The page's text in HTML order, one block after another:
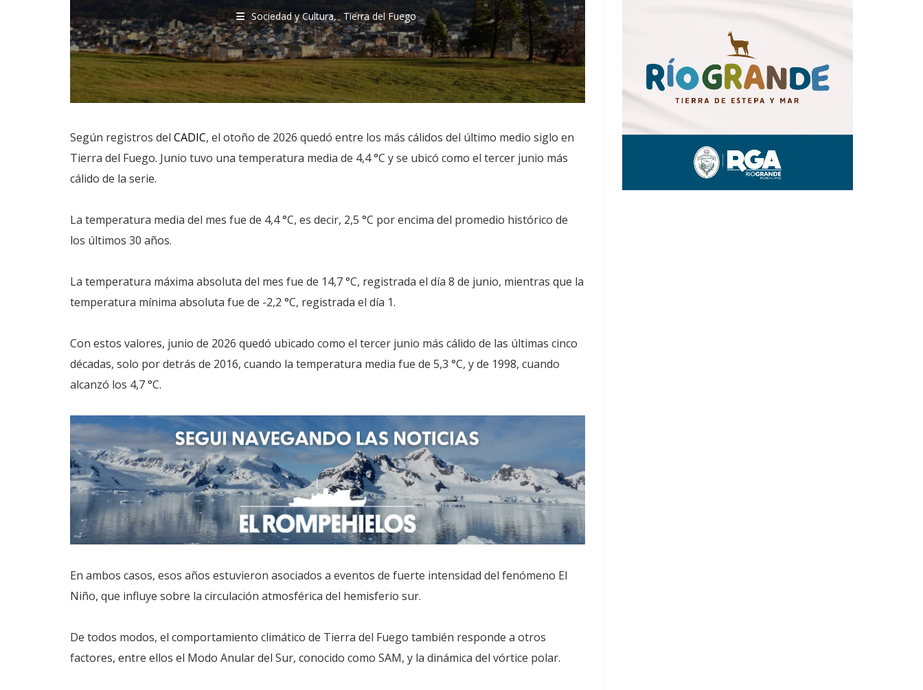
Sociedad y Cultura Tierra del Fuego
Según registros del CADIC, el otoño de 2026 quedó entre los más cálidos del último medio siglo en
Tierra del Fuego. Junio tuvo una temperatura media de 4,4 °C y se ubicó como el tercer junio más
cálido de la serie.
La temperatura media del mes fue de 4,4 °C, es decir, 2,5 °C por encima del promedio histórico de
los últimos 30 años.
La temperatura máxima absoluta del mes fue de 14,7 °C, registrada el día 8 de junio, mientras que la
temperatura mínima absoluta fue de -2,2 °C, registrada el día 1.
Con estos valores, junio de 2026 quedó ubicado como el tercer junio más cálido de las últimas cinco
décadas, solo por detrás de 2016, cuando la temperatura media fue de 5,3 °C, y de 1998, cuando
alcanzó los 4,7 °C.
En ambos casos, esos años estuvieron asociados a eventos de fuerte intensidad del fenómeno El
Niño, que influye sobre la circulación atmosférica del hemisferio sur.
De todos modos, el comportamiento climático de Tierra del Fuego también responde a otros
factores, entre ellos el Modo Anular del Sur, conocido como SAM, y la dinámica del vórtice polar.